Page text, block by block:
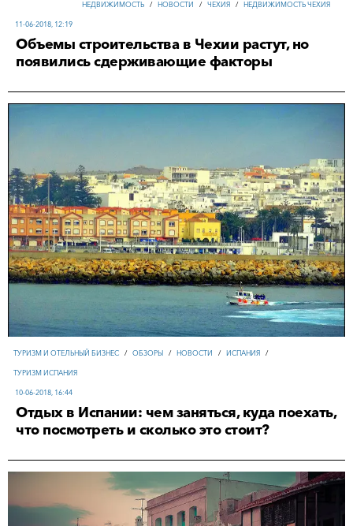
НЕДВИЖИМОСТЬ / НОВОСТИ / ЧЕХИЯ / НЕДВИЖИМОСТЬ ЧЕХИЯ
11-06-2018, 12:19
Объемы строительства в Чехии растут, но
появились сдерживающие факторы
ТУРИЗМ И ОТЕЛЬНЫЙ БИЗНЕС / ОБЗОРЫ / НОВОСТИ / ИСПАНИЯ /
ТУРИЗМ ИСПАНИЯ
10-06-2018, 16:44
Отдых в Испании: чем заняться, куда поехать,
что посмотреть и сколько это стоит?